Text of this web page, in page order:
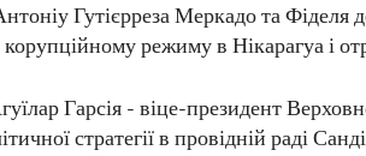
Гутієрреза Меркадо та Фіделя
режиму в Нікарагуа і
Гарсія - віце-президент
стратегії в провідній раді